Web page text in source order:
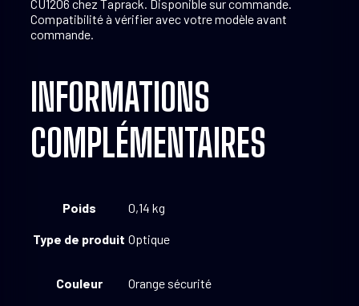
CU1206 chez Taprack. Disponible sur commande.
Compatibilité à vérifier avec votre modèle avant
commande.
INFORMATIONS
COMPLÉMENTAIRES
Poids 0,14 kg
Type de produit Optique
Couleur Orange sécurité